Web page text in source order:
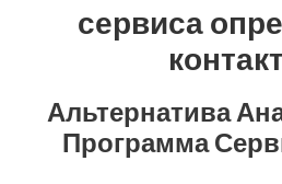
сервиса
Альтернатива
Программа